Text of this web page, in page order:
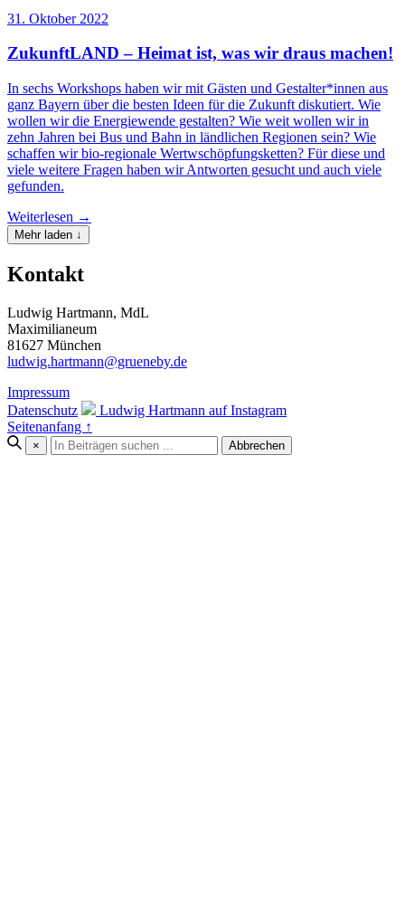
31. Oktober 2022
ZukunftLAND – Heimat ist, was wir draus machen!
In sechs Workshops haben wir mit Gästen und Gestalter*innen aus
ganz Bayern über die besten Ideen für die Zukunft diskutiert. Wie
wollen wir die Energiewende gestalten? Wie weit wollen wir in
zehn Jahren bei Bus und Bahn in ländlichen Regionen sein? Wie
schaffen wir bio-regionale Wertwschöpfungsketten? Für diese und
viele weitere Fragen haben wir Antworten gesucht und auch viele
gefunden.
Weiterlesen →
Mehr laden ↓
Kontakt
Ludwig Hartmann, MdL
Maximilianeum
81627 München
ludwig.hartmann@grueneby.de
Impressum
Datenschutz
Ludwig Hartmann auf Instagram
Seitenanfang ↑
× Abbrechen